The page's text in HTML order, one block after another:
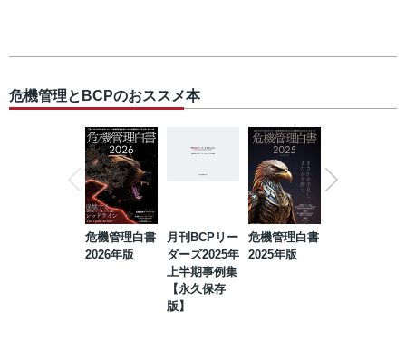
危機管理とBCPのおススメ本
危機管理白書
2026年版
月刊BCPリー
ダーズ2025年
上半期事例集
【永久保存
版】
危機管理白書
2025年版